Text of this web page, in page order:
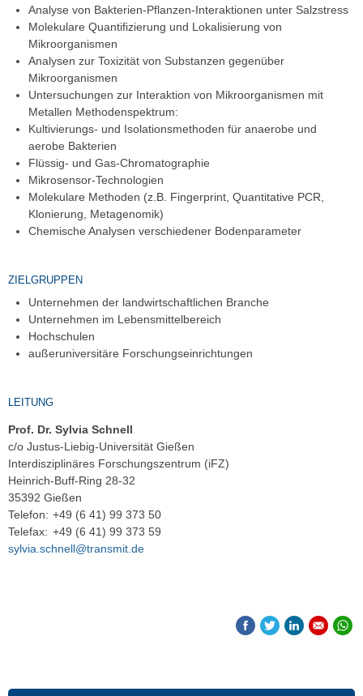
Analyse von Bakterien-Pflanzen-Interaktionen unter Salzstress
Molekulare Quantifizierung und Lokalisierung von
Mikroorganismen
Analysen zur Toxizität von Substanzen gegenüber
Mikroorganismen
Untersuchungen zur Interaktion von Mikroorganismen mit
Metallen Methodenspektrum:
Kultivierungs- und Isolationsmethoden für anaerobe und
aerobe Bakterien
Flüssig- und Gas-Chromatographie
Mikrosensor-Technologien
Molekulare Methoden (z.B. Fingerprint, Quantitative PCR,
Klonierung, Metagenomik)
Chemische Analysen verschiedener Bodenparameter
ZIELGRUPPEN
Unternehmen der landwirtschaftlichen Branche
Unternehmen im Lebensmittelbereich
Hochschulen
außeruniversitäre Forschungseinrichtungen
LEITUNG
Prof. Dr. Sylvia Schnell
c/o Justus-Liebig-Universität Gießen
Interdisziplinäres Forschungszentrum (iFZ)
Heinrich-Buff-Ring 28-32
35392 Gießen
Telefon: +49 (6 41) 99 373 50
Telefax: +49 (6 41) 99 373 59
sylvia.schnell@transmit.de